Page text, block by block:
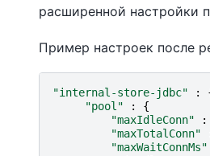
расширенной настройки
Пример настроек после
"internal-store-jdbc" :
"pool"
:
{
"maxIdleConn"
:
"maxTotalConn"
"maxWaitConnMs"